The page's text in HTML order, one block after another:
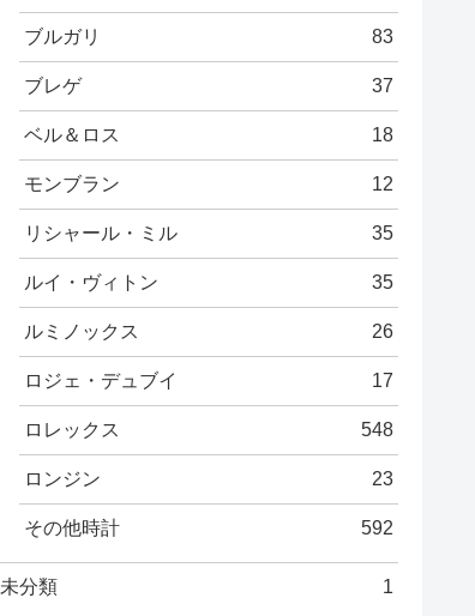
ブルガリ 83
ブレゲ 37
ベル＆ロス 18
モンブラン 12
リシャール・ミル 35
ルイ・ヴィトン 35
ルミノックス 26
ロジェ・デュブイ 17
ロレックス 548
ロンジン 23
その他時計 592
未分類 1